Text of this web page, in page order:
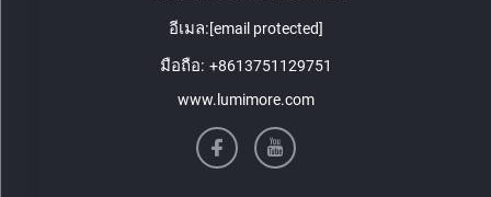
อีเมล:[email protected]
มือถือ: +8613751129751
www.lumimore.com